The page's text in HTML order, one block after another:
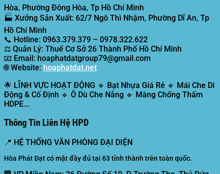
Hòa, Phường Đông Hòa, Tp Hồ Chí Minh
🏭 Xưởng Sản Xuất: 62/7 Ngô Thì Nhậm, Phường Dĩ An, Tp
Hồ Chí Minh
📞 Hotline: 0963.379.379 – 0978.322.622
⚖️ Quản Lý: Thuế Cơ Sở 26 Thành Phố Hồ Chí Minh
📧 Email: hoaphatdatgroup79@gmail.com
🌐Website: hoaphatdat.net
🌟 LĨNH VỰC HOẠT ĐỘNG 🔹 Bạt Nhựa Giá Rẻ 🔹 Mái Che Di
Động & Cố Định 🔹 Ô Dù Che Nắng 🔹 Màng Chống Thấm
HDPE...
Thông Tin Liên Hệ HPD
📍 HỆ THỐNG VĂN PHÒNG ĐẠI DIỆN
Hòa Phát Đạt có mặt đầy đủ tại 63 tỉnh thành trên toàn quốc.